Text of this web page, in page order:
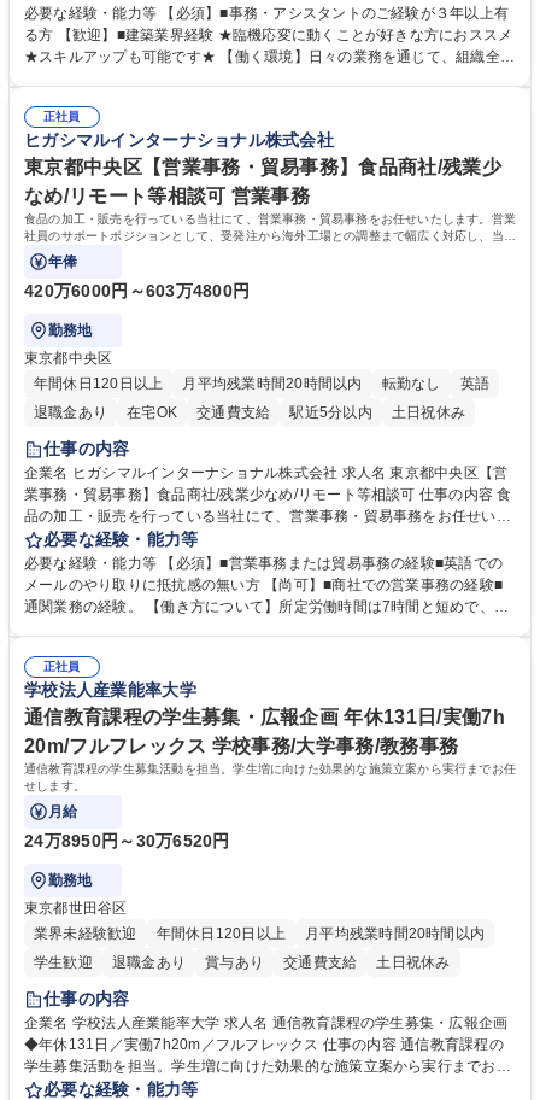
ため、スキルアップも可能です。 【部署内の事務業務全般】 ■サンプルの
仕分け・整理 ■電話応対 ■書類作成（会議資料、お客様宛請求書、支払書
類を取りまとめて経理へ提出等） ■ショールームアテンド・運営・予約業
インテリア事務（部署内アシスタント）】■安定企業で働く
必要な経験・能力等 【必須】■事務・アシスタントのご経験が３年以上有
る方 【歓迎】■建築業界経験 ★臨機応変に動くことが好きな方におススメ
★スキルアップも可能です★ 【働く環境】日々の業務を通じて、組織全体
ームとの協力や新しいアイデアを活かす場もあり、やりがいを感じながら
働けます。 【歓迎】 ■インテリアの業界のご経験が有る方■PCの作業に慣
れている方 学歴・資格 学歴：大学院 大学 高専 短大 専修学校 語学力： 資
格：
正社員
ヒガシマルインターナショナル株式会社
東京都中央区【営業事務・貿易事務】食品商社/残業少
なめ/リモート等相談可 営業事務
食品の加工・販売を行っている当社にて、営業事務・貿易事務をお任せいたします。営業
社員のサポートポジションとして、受発注から海外工場との調整まで幅広く対応し、当社
事業の根幹を支えていただきます。
年俸
420万6000円～603万4800円
勤務地
東京都中央区
年間休日120日以上
月平均残業時間20時間以内 転勤なし
英語
退職金あり
在宅OK 交通費支給 駅近5分以内 土日祝休み
仕事の内容
企業名 ヒガシマルインターナショナル株式会社 求人名 東京都中央区【営
業事務・貿易事務】食品商社/残業少なめ/リモート等相談可 仕事の内容 食
品の加工・販売を行っている当社にて、営業事務・貿易事務をお任せいた
します。営業社員のサポートポジションとして、受発注から海外工場との
調整まで幅広く対応し、当社事業の根幹を支えていただきます。 ■受発注
業務、請求書発行 ■海外工場とのスケジュール調整 ■在庫管理 ■輸入書類
の確認・作成 ■配送手配 ■通関業者を通して行う輸出入業全般 ■倉庫との
ルプロデュースしているため、商品に関わる全ての業務をサポート頂きま
す。 募集職種 東京都中央区【営業事務・貿易事務】食品商社/残業少なめ/
リモート等相談可
必要な経験・能力等
必要な経験・能力等 【必須】■営業事務または貿易事務の経験■英語での
メールのやり取りに抵抗感の無い方 【尚可】■商社での営業事務の経験■
通関業務の経験。 【働き方について】所定労働時間は7時間と短めで、残
の強み】1991年の設立以来、外食産業を中心としたお客様の多様なニー
ズに沿った冷凍水産物等の生産・輸入・販売を一貫して手掛けています。
自社工場と海外拠点の強固な連携によるワンストップサービスが最大の強
みです。 学歴・資格 学歴：大学院 大学 語学力：英語 資格：
正社員
学校法人産業能率大学
通信教育課程の学生募集・広報企画 年休131日/実働7h
20m/フルフレックス 学校事務/大学事務/教務事務
通信教育課程の学生募集活動を担当。学生増に向けた効果的な施策立案から実行までお任
せします。
月給
24万8950円～30万6520円
勤務地
東京都世田谷区
業界未経験歓迎
年間休日120日以上
月平均残業時間20時間以内
学生歓迎
退職金あり 賞与あり 交通費支給 土日祝休み
仕事の内容
企業名 学校法人産業能率大学 求人名 通信教育課程の学生募集・広報企画
◆年休131日／実働7h20m／フルフレックス 仕事の内容 通信教育課程の
学生募集活動を担当。学生増に向けた効果的な施策立案から実行までお任
せします。 ■通信教育課程における学生募集・広報・営業・企画業務 ■併
必要な経験・能力等